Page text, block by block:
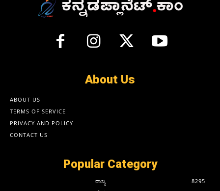
About Us
ABOUT US
TERMS OF SERVICE
PRIVACY AND POLICY
CONTACT US
Popular Category
ರಾಜ್ಯ
8295